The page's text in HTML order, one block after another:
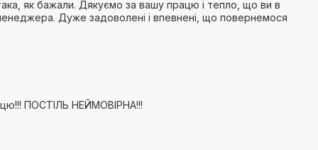
як бажали. Дякуємо за вашу працю і тепло, що ви в
Дуже задоволені і впевнені, що повернемося
ПОСТІЛЬ НЕЙМОВІРНА!!!